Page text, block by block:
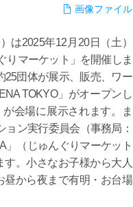
画像ファイル
は2025年12月20日（土）
りマーケット」を開催しま
25団体が展示、販売、ワー
TOKYO」がオープンし
会場に展示されます。ま
ン実行委員会（事務局：
」（じゅんぐりマーケット
。小さなお子様から大人
昼から夜まで有明・お台場